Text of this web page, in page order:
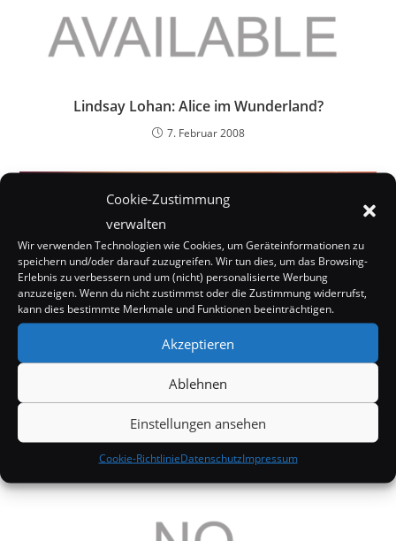
Cookie-Zustimmung
verwalten
Wir verwenden Technologien wie Cookies, um Geräteinformationen zu
speichern und/oder darauf zuzugreifen. Wir tun dies, um das Browsing-
Erlebnis zu verbessern und um (nicht) personalisierte Werbung
anzuzeigen. Wenn du nicht zustimmst oder die Zustimmung widerrufst,
kann dies bestimmte Merkmale und Funktionen beeinträchtigen.
Akzeptieren
Ablehnen
Einstellungen ansehen
Cookie-RichtlinieDatenschutzImpressum
Lindsay Lohan: Alice im Wunderland?
7. Februar 2008
Heidi Klum posiert halb nackt auf Instagram
20. März 2018